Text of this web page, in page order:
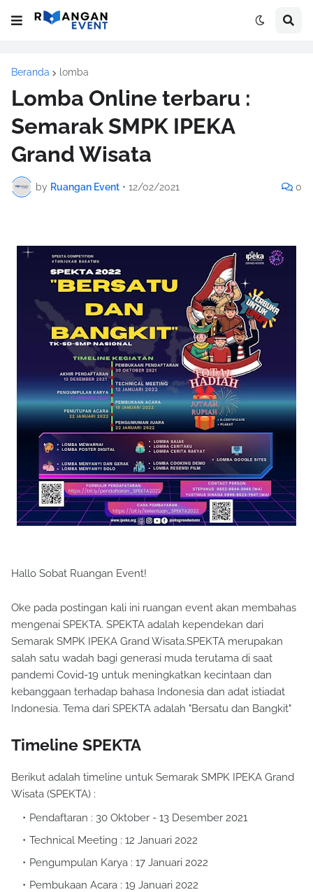
Beranda lomba
Lomba Online terbaru :
Semarak SMPK IPEKA
Grand Wisata
by Ruangan Event • 12/02/2021 0
Hallo Sobat Ruangan Event!
Oke pada postingan kali ini ruangan event akan membahas
mengenai SPEKTA. SPEKTA adalah kependekan dari
Semarak SMPK IPEKA Grand Wisata.SPEKTA merupakan
salah satu wadah bagi generasi muda terutama di saat
pandemi Covid-19 untuk meningkatkan kecintaan dan
kebanggaan terhadap bahasa Indonesia dan adat istiadat
Indonesia. Tema dari SPEKTA adalah "Bersatu dan Bangkit"
Timeline SPEKTA
Berikut adalah timeline untuk Semarak SMPK IPEKA Grand
Wisata (SPEKTA) :
Pendaftaran : 30 Oktober - 13 Desember 2021
Technical Meeting : 12 Januari 2022
Pengumpulan Karya : 17 Januari 2022
Pembukaan Acara : 19 Januari 2022